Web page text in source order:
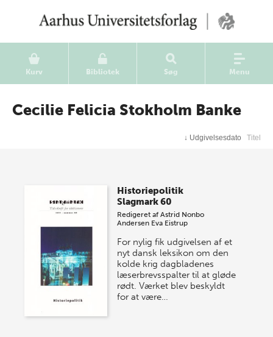
Kurv Bibliotek Søg Menu
Cecilie Felicia Stokholm Banke
↓ Udgivelsesdato Titel
Historiepolitik
Slagmark 60
Redigeret afAstrid Nonbo
Andersen Eva Eistrup
For nylig fik udgivelsen af et
nyt dansk leksikon om den
kolde krig dagbladenes
læserbrevsspalter til at gløde
rødt. Værket blev beskyldt
for at være…